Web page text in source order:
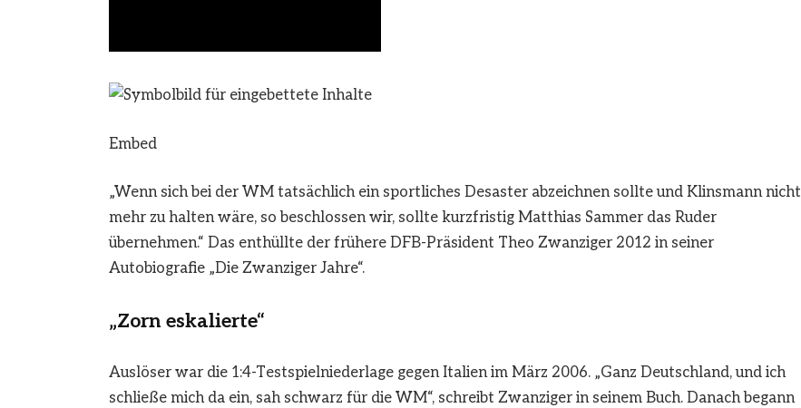
Embed
„Wenn sich bei der WM tatsächlich ein sportliches Desaster abzeichnen sollte und Klinsmann nicht
mehr zu halten wäre, so beschlossen wir, sollte kurzfristig Matthias Sammer das Ruder
übernehmen.“ Das enthüllte der frühere DFB-Präsident Theo Zwanziger 2012 in seiner
Autobiografie „Die Zwanziger Jahre“.
„Zorn eskalierte“
Auslöser war die 1:4-Testspielniederlage gegen Italien im März 2006. „Ganz Deutschland, und ich
schließe mich da ein, sah schwarz für die WM“, schreibt Zwanziger in seinem Buch. Danach begann